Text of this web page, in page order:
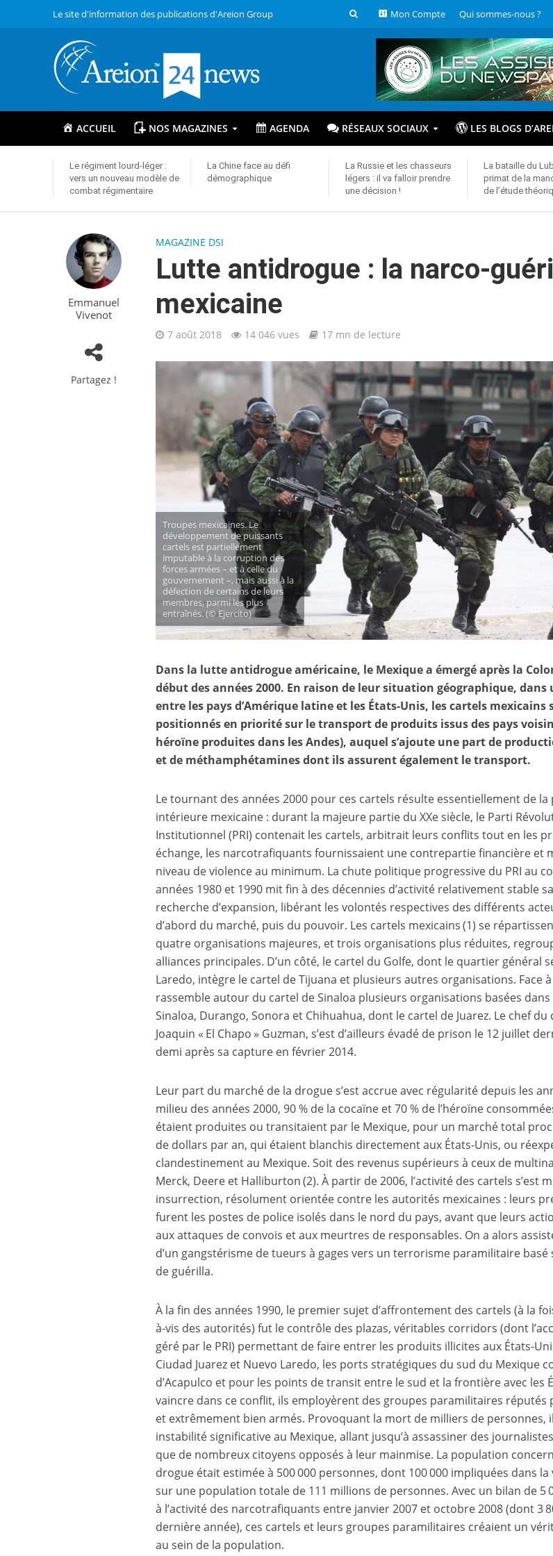
Le site d'information des publications d'Areion Group Mon Compte Qui sommes-nous ?
ACCUEIL NOS MAGAZINES AGENDA RÉSEAUX SOCIAUX LES BLOGS
Le régiment lourd-léger :
vers un nouveau modèle de
combat régimentaire
La Chine face au défi
démographique
La Russie et les chasseurs
légers : il va falloir prendre
une décision !
La bataille du
primat de la
de l’étude
Emmanuel
Vivenot
Partagez !
MAGAZINE DSI
Lutte antidrogue : la narco-
mexicaine
7 août 2018 14 046 vues 17 mn de lecture
Troupes mexicaines. Le
développement de puissants
cartels est partiellement
imputable à la corruption des
forces armées – et à celle du
gouvernement –, mais aussi à la
défection de certains de leurs
membres, parmi les plus
entraînés. (© Ejercito)
Dans la lutte antidrogue américaine, le Mexique a émergé après la
début des années 2000. En raison de leur situation géographique, dans
entre les pays d’Amérique latine et les États-Unis, les cartels mexicains
positionnés en priorité sur le transport de produits issus des pays
héroïne produites dans les Andes), auquel s’ajoute une part de
et de méthamphétamines dont ils assurent également le transport.
Le tournant des années 2000 pour ces cartels résulte essentiellement de
intérieure mexicaine : durant la majeure partie du XXe siècle, le Parti
Institutionnel (PRI) contenait les cartels, arbitrait leurs conflits tout en les
échange, les narcotrafiquants fournissaient une contrepartie financière et
niveau de violence au minimum. La chute politique progressive du PRI au
années 1980 et 1990 mit fin à des décennies d’activité relativement stable
recherche d’expansion, libérant les volontés respectives des différents
d’abord du marché, puis du pouvoir. Les cartels mexicains (1) se
quatre organisations majeures, et trois organisations plus réduites,
alliances principales. D’un côté, le cartel du Golfe, dont le quartier général
Laredo, intègre le cartel de Tijuana et plusieurs autres organisations. Face
rassemble autour du cartel de Sinaloa plusieurs organisations basées dans
Sinaloa, Durango, Sonora et Chihuahua, dont le cartel de Juarez. Le chef du
Joaquin « El Chapo » Guzman, s’est d’ailleurs évadé de prison le 12 juillet
demi après sa capture en février 2014.
Leur part du marché de la drogue s’est accrue avec régularité depuis les
milieu des années 2000, 90 % de la cocaïne et 70 % de l’héroïne
étaient produites ou transitaient par le Mexique, pour un marché total
de dollars par an, qui étaient blanchis directement aux États-Unis, ou
clandestinement au Mexique. Soit des revenus supérieurs à ceux de
Merck, Deere et Halliburton (2). À partir de 2006, l’activité des cartels s’est
insurrection, résolument orientée contre les autorités mexicaines : leurs
furent les postes de police isolés dans le nord du pays, avant que leurs
aux attaques de convois et aux meurtres de responsables. On a alors
d’un gangstérisme de tueurs à gages vers un terrorisme paramilitaire basé
de guérilla.
À la fin des années 1990, le premier sujet d’affrontement des cartels (à la
à-vis des autorités) fut le contrôle des plazas, véritables corridors (dont
géré par le PRI) permettant de faire entrer les produits illicites aux États-
Ciudad Juarez et Nuevo Laredo, les ports stratégiques du sud du Mexique
d’Acapulco et pour les points de transit entre le sud et la frontière avec les
vaincre dans ce conflit, ils employèrent des groupes paramilitaires
et extrêmement bien armés. Provoquant la mort de milliers de personnes,
instabilité significative au Mexique, allant jusqu’à assassiner des
que de nombreux citoyens opposés à leur mainmise. La population
drogue était estimée à 500 000 personnes, dont 100 000 impliquées dans la
sur une population totale de 111 millions de personnes. Avec un bilan de 5
à l’activité des narcotrafiquants entre janvier 2007 et octobre 2008 (dont 3
dernière année), ces cartels et leurs groupes paramilitaires créaient un
au sein de la population.